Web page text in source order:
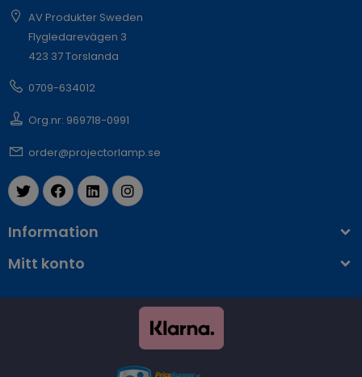
AV Produkter Sweden
Flygledarevägen 3
423 37 Torslanda
0709-634012
Org.nr: 969718-0991
order@projectorlamp.se
Information
Mitt konto